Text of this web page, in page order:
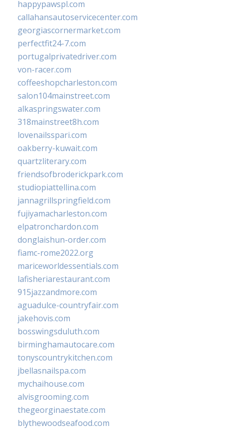
happypawspl.com
callahansautoservicecenter.com
georgiascornermarket.com
perfectfit24-7.com
portugalprivatedriver.com
von-racer.com
coffeeshopcharleston.com
salon104mainstreet.com
alkaspringswater.com
318mainstreet8h.com
lovenailsspari.com
oakberry-kuwait.com
quartzliterary.com
friendsofbroderickpark.com
studiopiattellina.com
jannagrillspringfield.com
fujiyamacharleston.com
elpatronchardon.com
donglaishun-order.com
fiamc-rome2022.org
mariceworldessentials.com
lafisheriarestaurant.com
915jazzandmore.com
aguadulce-countryfair.com
jakehovis.com
bosswingsduluth.com
birminghamautocare.com
tonyscountrykitchen.com
jbellasnailspa.com
mychaihouse.com
alvisgrooming.com
thegeorginaestate.com
blythewoodseafood.com